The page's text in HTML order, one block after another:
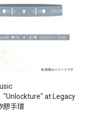
"Unlockture" at Legacy
膠手環